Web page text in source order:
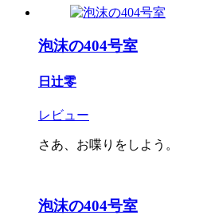
泡沫の404号室
日辻零
レビュー
さあ、お喋りをしよう。
泡沫の404号室